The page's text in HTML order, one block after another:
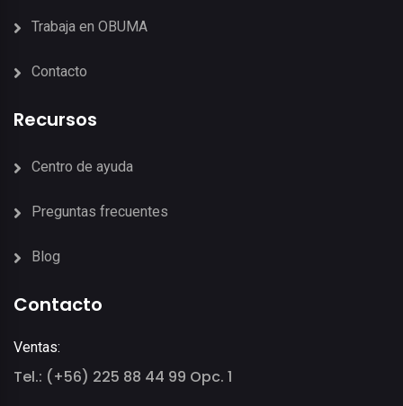
Trabaja en OBUMA
Contacto
Recursos
Centro de ayuda
Preguntas frecuentes
Blog
Contacto
Ventas:
Tel.: (+56) 225 88 44 99 Opc. 1